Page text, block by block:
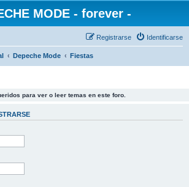
MODE - forever -
Identificarse
Registrarse
Depeche Mode Fiestas
para ver o leer temas en este foro.